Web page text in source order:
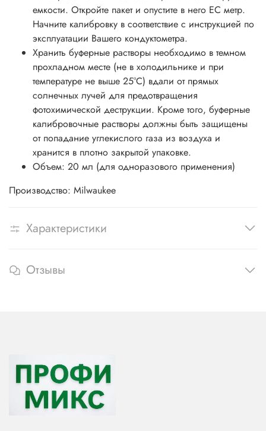
емкости. Откройте пакет и опустите в него EC метр.
Начните калибровку в соответствие с инструкцией по
эксплуатации Вашего кондуктометра.
Хранить буферные растворы необходимо в темном
прохладном месте (не в холодильнике и при
температуре не выше 25°С) вдали от прямых
солнечных лучей для предотвращения
фотохимической деструкции. Кроме того, буферные
калибровочные растворы должны быть защищены
от попадание углекислого газа из воздуха и
хранится в плотно закрытой упаковке.
Объем: 20 мл (для одноразового применения)
Производство: Milwaukee
Характеристики
Отзывы